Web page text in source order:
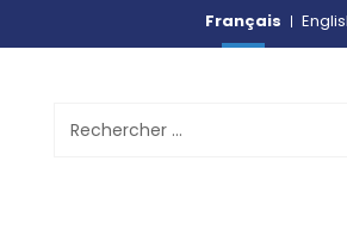
Français